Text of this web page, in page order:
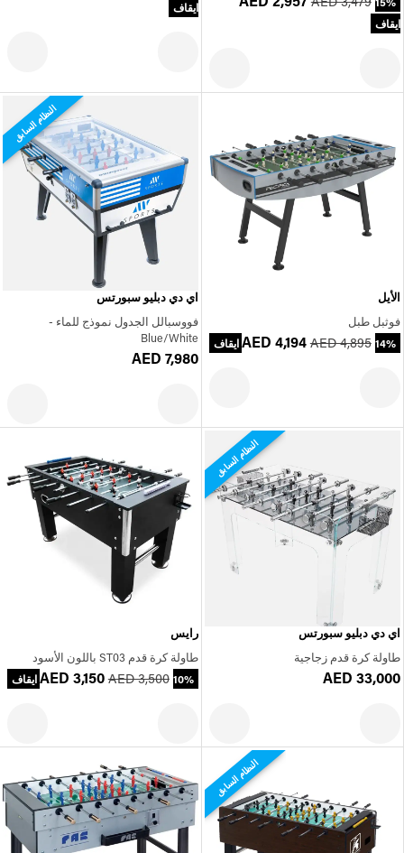
ايقاف
ايقاف
الأيل
فوثبل طبل
AED 4,194 AED 4,895 14% ايقاف
النظام السابق
اي دي دبليو سبورتس
فووسبالل الجدول نموذج للماء -
Blue/White
AED 7,980
النظام السابق
اي دي دبليو سبورتس
طاولة كرة قدم زجاجية
AED 33,000
رايس
طاولة كرة قدم ST03 باللون الأسود
AED 3,150 AED 3,500 10% ايقاف
النظام السابق